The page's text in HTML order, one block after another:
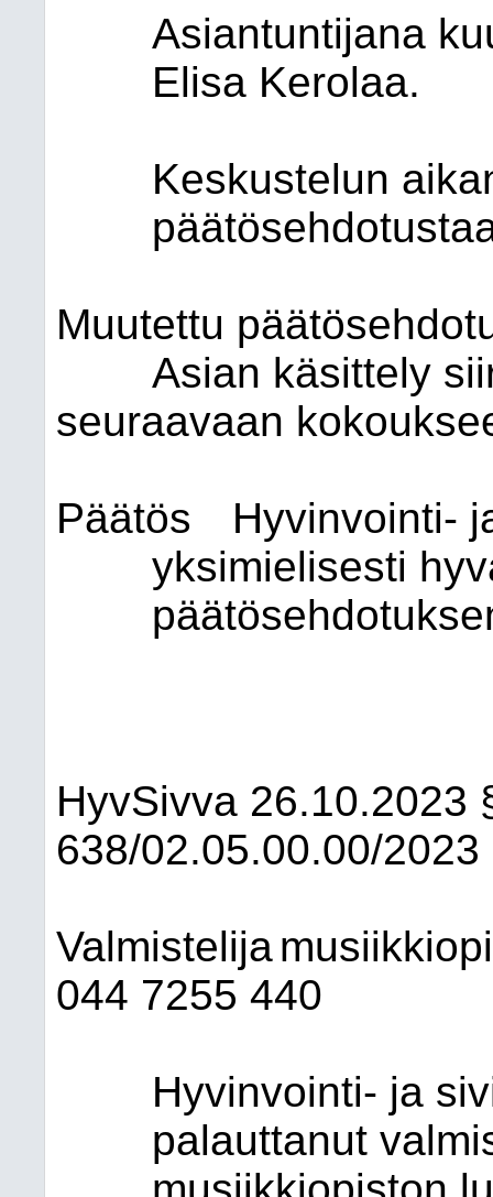
Asiantuntijana
Elisa Kerolaa.
Keskustelun
Muutettu
Asian käsittely
seuraavaan
Päätös
Hyvinvointi-
yksimielisesti
HyvSivva 26.10.2023
638/02.05.00.00/2023
Valmistelija
044 7255 440
Hyvinvointi- ja
palauttanut